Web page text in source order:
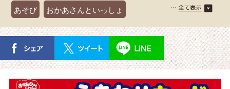
あそび おかあさんといっしょ